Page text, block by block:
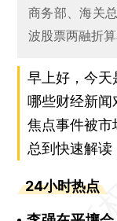
商务部、海关
波股票两融折
早上好，今天
哪些财经新闻
焦点事件被市
总到快速解读
24小时热点